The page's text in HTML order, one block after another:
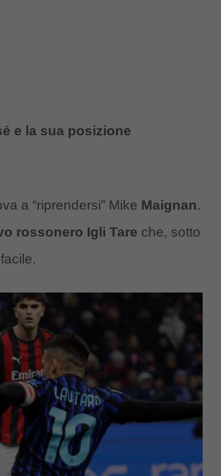
e la sua posizione
a “riprendersi” Mike Maignan.
rossonero Igli Tare che, sotto